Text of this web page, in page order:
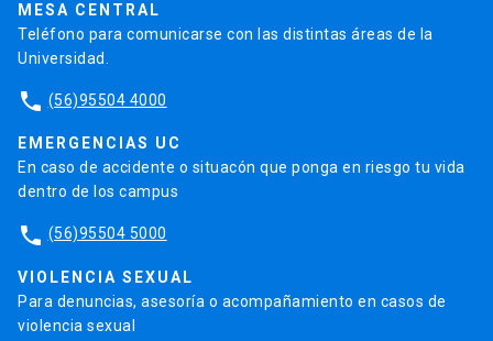
MESA CENTRAL
Teléfono para comunicarse con las distintas áreas de la
Universidad.
phone (56)95504 4000
EMERGENCIAS UC
En caso de accidente o situacón que ponga en riesgo tu vida
dentro de los campus
phone (56)95504 5000
VIOLENCIA SEXUAL
Para denuncias, asesoría o acompañamiento en casos de
violencia sexual